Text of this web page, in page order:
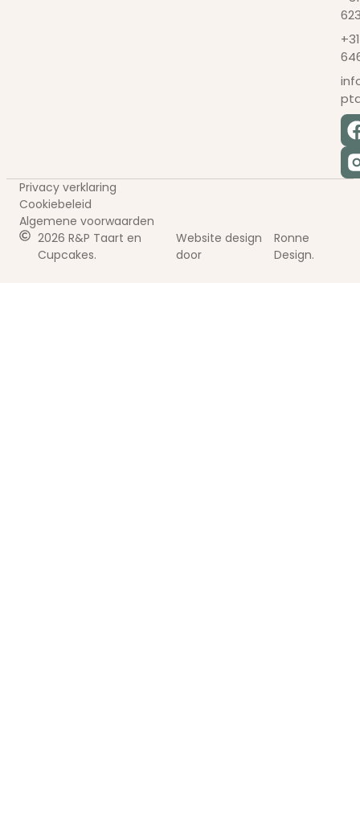
2026 R&P Taart en
Cupcakes.
Website design
door
Ronne
Design.
Privacy verklaring
Cookiebeleid
Algemene voorwaarden